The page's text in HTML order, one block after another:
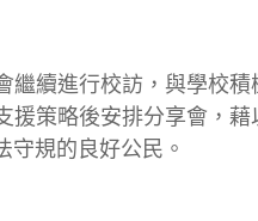
續進行校訪，與學校積
策略後安排分享會，
規的良好公民。